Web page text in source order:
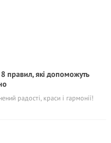
правил, які допоможуть
радості, краси і гармонії!